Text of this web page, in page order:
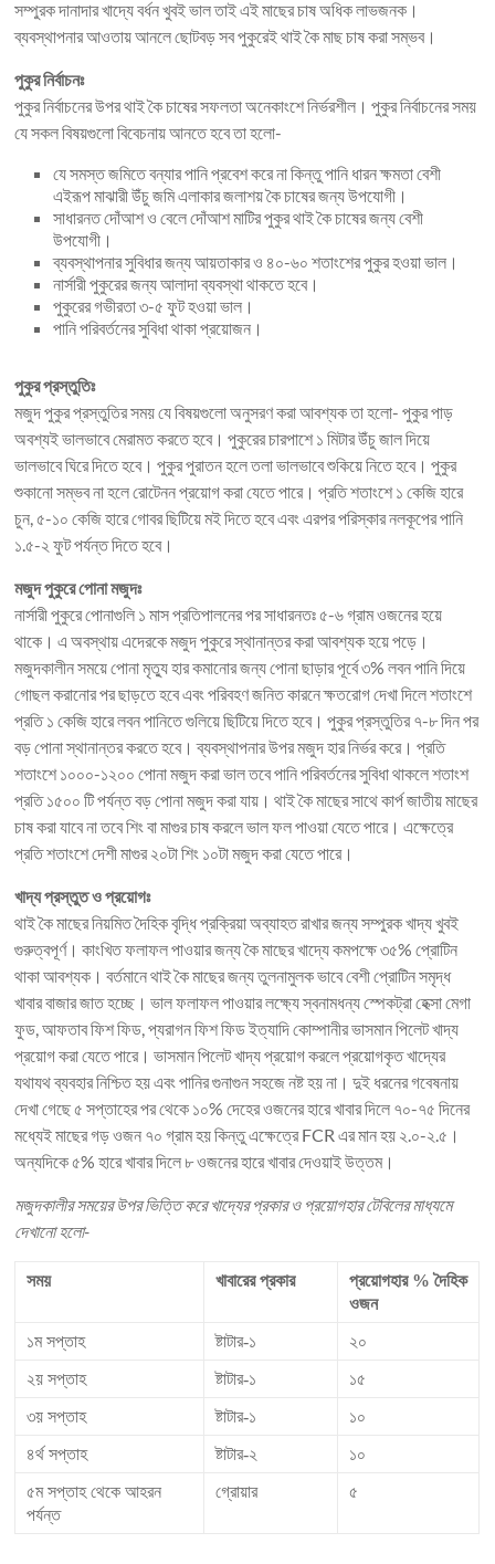
সম্পুরক দানাদার খাদ্যে বর্ধন খুবই ভাল তাই এই মাছের চাষ অধিক লাভজনক।
ব্যবস্থাপনার আওতায় আনলে ছোটবড় সব পুকুরেই থাই কৈ মাছ চাষ করা সম্ভব।
পুকুর নির্বাচনঃ
পুকুর নির্বাচনের উপর থাই কৈ চাষের সফলতা অনেকাংশে নির্ভরশীল। পুকুর নির্বাচনের সময়
যে সকল বিষয়গুলো বিবেচনায় আনতে হবে তা হলো-
যে সমস্ত জমিতে বন্যার পানি প্রবেশ করে না কিন্তু পানি ধারন ক্ষমতা বেশী
এইরূপ মাঝারী উঁচু জমি এলাকার জলাশয় কৈ চাষের জন্য উপযোগী।
সাধারনত দোঁআশ ও বেলে দোঁআশ মাটির পুকুর থাই কৈ চাষের জন্য বেশী
উপযোগী।
ব্যবস্থাপনার সুবিধার জন্য আয়তাকার ও ৪০-৬০ শতাংশের পুকুর হওয়া ভাল।
নার্সারী পুকুরের জন্য আলাদা ব্যবস্থা থাকতে হবে।
পুকুরের গভীরতা ৩-৫ ফুট হওয়া ভাল।
পানি পরিবর্তনের সুবিধা থাকা প্রয়োজন।
পুকুর প্রস্তুতিঃ
মজুদ পুকুর প্রস্তুতির সময় যে বিষয়গুলো অনুসরণ করা আবশ্যক তা হলো- পুকুর পাড়
অবশ্যই ভালভাবে মেরামত করতে হবে। পুকুরের চারপাশে ১ মিটার উঁচু জাল দিয়ে
ভালভাবে ঘিরে দিতে হবে। পুকুর পুরাতন হলে তলা ভালভাবে শুকিয়ে নিতে হবে। পুকুর
শুকানো সম্ভব না হলে রোটেনন প্রয়োগ করা যেতে পারে। প্রতি শতাংশে ১ কেজি হারে
চুন, ৫-১০ কেজি হারে গোবর ছিটিয়ে মই দিতে হবে এবং এরপর পরিস্কার নলকূপের পানি
১.৫-২ ফুট পর্যন্ত দিতে হবে।
মজুদ পুকুরে পোনা মজুদঃ
নার্সারী পুকুরে পোনাগুলি ১ মাস প্রতিপালনের পর সাধারনতঃ ৫-৬ গ্রাম ওজনের হয়ে
থাকে। এ অবস্থায় এদেরকে মজুদ পুকুরে স্থানান্তর করা আবশ্যক হয়ে পড়ে।
মজুদকালীন সময়ে পোনা মৃত্যু হার কমানোর জন্য পোনা ছাড়ার পূর্বে ৩% লবন পানি দিয়ে
গোছল করানোর পর ছাড়তে হবে এবং পরিবহণ জনিত কারনে ক্ষতরোগ দেখা দিলে শতাংশে
প্রতি ১ কেজি হারে লবন পানিতে গুলিয়ে ছিটিয়ে দিতে হবে। পুকুর প্রস্তুতির ৭-৮ দিন পর
বড় পোনা স্থানান্তর করতে হবে। ব্যবস্থাপনার উপর মজুদ হার নির্ভর করে। প্রতি
শতাংশে ১০০০-১২০০ পোনা মজুদ করা ভাল তবে পানি পরিবর্তনের সুবিধা থাকলে শতাংশ
প্রতি ১৫০০ টি পর্যন্ত বড় পোনা মজুদ করা যায়। থাই কৈ মাছের সাথে কার্প জাতীয় মাছের
চাষ করা যাবে না তবে শিং বা মাগুর চাষ করলে ভাল ফল পাওয়া যেতে পারে। এক্ষেত্রে
প্রতি শতাংশে দেশী মাগুর ২০টা শিং ১০টা মজুদ করা যেতে পারে।
খাদ্য প্রস্তুত ও প্রয়োগঃ
থাই কৈ মাছের নিয়মিত দৈহিক বৃদ্ধি প্রক্রিয়া অব্যাহত রাখার জন্য সম্পুরক খাদ্য খুবই
গুরুত্বপূর্ণ। কাংখিত ফলাফল পাওয়ার জন্য কৈ মাছের খাদ্যে কমপক্ষে ৩৫% প্রোটিন
থাকা আবশ্যক। বর্তমানে থাই কৈ মাছের জন্য তুলনামুলক ভাবে বেশী প্রোটিন সমৃদ্ধ
খাবার বাজার জাত হচ্ছে। ভাল ফলাফল পাওয়ার লক্ষ্যে স্বনামধন্য স্পেকট্রা হেক্সা মেগা
ফুড, আফতাব ফিশ ফিড, প্যরাগন ফিশ ফিড ইত্যাদি কোম্পানীর ভাসমান পিলেট খাদ্য
প্রয়োগ করা যেতে পারে। ভাসমান পিলেট খাদ্য প্রয়োগ করলে প্রয়োগকৃত খাদ্যের
যথাযথ ব্যবহার নিশ্চিত হয় এবং পানির গুনাগুন সহজে নষ্ট হয় না। দুই ধরনের গবেষনায়
দেখা গেছে ৫ সপ্তাহের পর থেকে ১০% দেহের ওজনের হারে খাবার দিলে ৭০-৭৫ দিনের
মধ্যেই মাছের গড় ওজন ৭০ গ্রাম হয় কিন্তু এক্ষেত্রে FCR এর মান হয় ২.০-২.৫।
অন্যদিকে ৫% হারে খাবার দিলে ৮ ওজনের হারে খাবার দেওয়াই উত্তম।
মজুদকালীর সময়ের উপর ভিত্তি করে খাদ্যের প্রকার ও প্রয়োগহার টেবিলের মাধ্যমে
দেখানো হলো-
সময় খাবারের প্রকার
প্রয়োগহার % দৈহিক
ওজন
১ম সপ্তাহ
ষ্টাটার-১
২০
২য় সপ্তাহ
ষ্টাটার-১
১৫
৩য় সপ্তাহ
ষ্টাটার-১
১০
৪র্থ সপ্তাহ
ষ্টাটার-২
১০
৫ম সপ্তাহ থেকে আহরন
পর্যন্ত
গ্রোয়ার ৫